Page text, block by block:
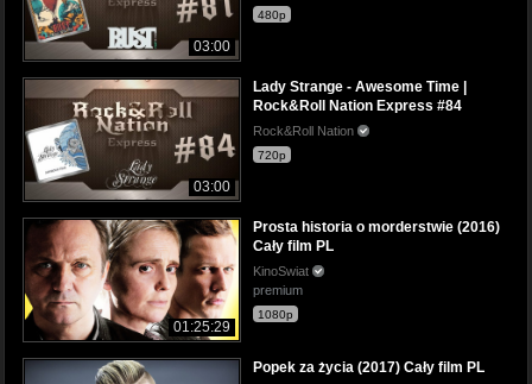
03:00
480p
03:00
Lady Strange - Awesome Time |
Rock&Roll Nation Express #84
Rock&Roll Nation
720p
01:25:29
Prosta historia o morderstwie (2016)
Cały film PL
KinoSwiat
premium
1080p
Popek za życia (2017) Cały film PL